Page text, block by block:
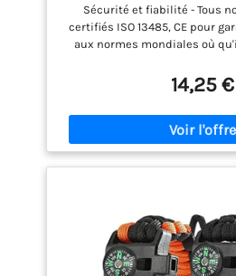
Lieu de Travail, la
l'Extérieur
Sécurité et fiabilité - Tous
certifiés ISO 13485, CE pour
aux normes mondiales où
médicales utiles et
hospitalière - Voir les
description du produit ci-
complète du contenu. Nous
que vous trouverez qu'il y a
de qualité dans nos kits
portabilité maximales, cette
soins de base ne pèse que
une conception compacte et
Parfait pour les voitures, les
enfants et il a une fonction
14,25 €